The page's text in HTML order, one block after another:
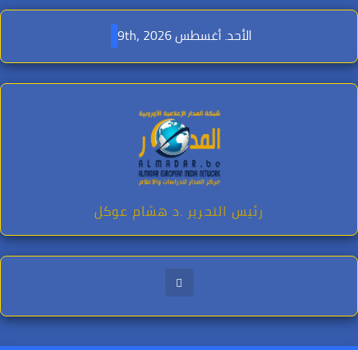
Skip
content
الأحد. أغسطس 9th, 2026
رئيس التحرير .د هشام عوكل